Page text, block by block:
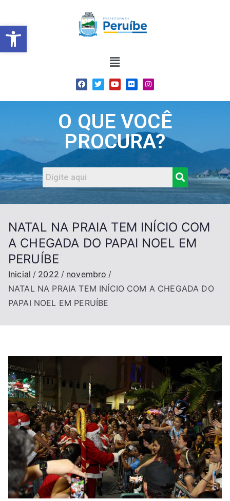
Barra de Ferramentas
O QUE VOCÊ
PROCURA?
NATAL NA PRAIA TEM INÍCIO COM
A CHEGADA DO PAPAI NOEL EM
PERUÍBE
Inicial 2022
novembro
NATAL NA PRAIA TEM INÍCIO COM A CHEGADA DO
PAPAI NOEL EM PERUÍBE